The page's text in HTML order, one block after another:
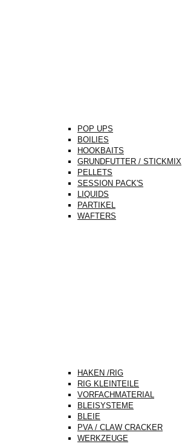
POP UPS
BOILIES
HOOKBAITS
GRUNDFUTTER / STICKMIX
PELLETS
SESSION PACK'S
LIQUIDS
PARTIKEL
WAFTERS
HAKEN /RIG
RIG KLEINTEILE
VORFACHMATERIAL
BLEISYSTEME
BLEIE
PVA / CLAW CRACKER
WERKZEUGE